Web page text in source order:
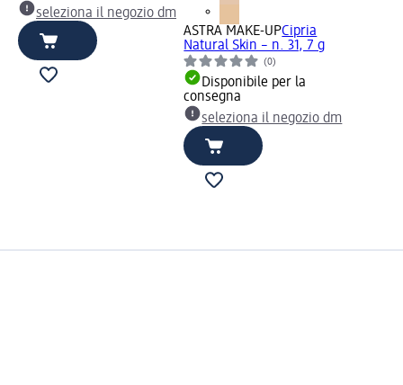
seleziona il negozio dm
ASTRA MAKE-UPCipria
Natural Skin – n. 31, 7 g
(0)
Disponibile per la
consegna
seleziona il negozio dm